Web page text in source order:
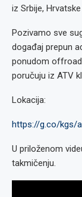
iz Srbije,
Pozivamo sve
događaj prepun
ponudom offroad
poručuju iz ATV
Lokacija:
https://g.co/kgs/
U priloženom
takmičenju.